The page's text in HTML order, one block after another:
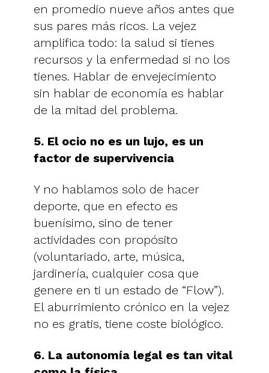
en promedio nueve años antes que
sus pares más ricos. La vejez
amplifica todo: la salud si tienes
recursos y la enfermedad si no los
tienes. Hablar de envejecimiento
sin hablar de economía es hablar
de la mitad del problema.
5. El ocio no es un lujo, es un
factor de supervivencia
Y no hablamos solo de hacer
deporte, que en efecto es
buenísimo, sino de tener
actividades con propósito
(voluntariado, arte, música,
jardinería, cualquier cosa que
genere en ti un estado de “Flow”).
El aburrimiento crónico en la vejez
no es gratis, tiene coste biológico.
6. La autonomía legal es tan vital